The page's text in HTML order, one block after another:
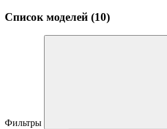
Список моделей (10)
Фильтры